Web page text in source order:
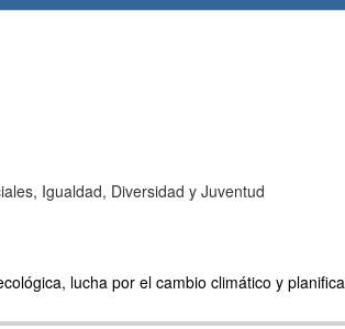
Igualdad, Diversidad y Juventud
lucha por el cambio climático y